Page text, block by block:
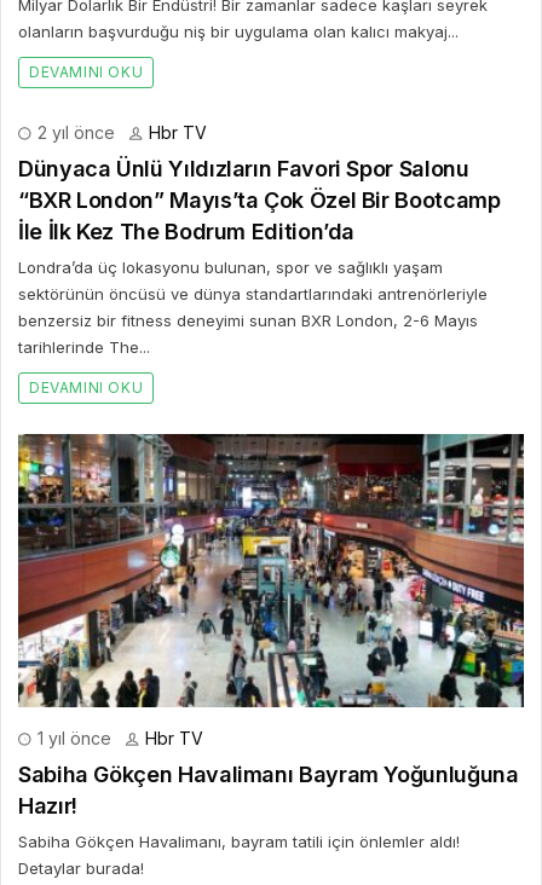
Milyar Dolarlık Bir Endüstri! Bir zamanlar sadece kaşları seyrek
olanların başvurduğu niş bir uygulama olan kalıcı makyaj...
DEVAMINI OKU
2 yıl önce Hbr TV
Dünyaca Ünlü Yıldızların Favori Spor Salonu
“BXR London” Mayıs’ta Çok Özel Bir Bootcamp
İle İlk Kez The Bodrum Edition’da
Londra’da üç lokasyonu bulunan, spor ve sağlıklı yaşam
sektörünün öncüsü ve dünya standartlarındaki antrenörleriyle
benzersiz bir fitness deneyimi sunan BXR London, 2-6 Mayıs
tarihlerinde The...
DEVAMINI OKU
1 yıl önce Hbr TV
Sabiha Gökçen Havalimanı Bayram Yoğunluğuna
Hazır!
Sabiha Gökçen Havalimanı, bayram tatili için önlemler aldı!
Detaylar burada!